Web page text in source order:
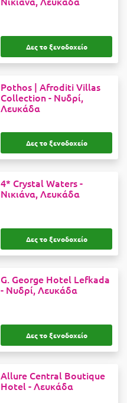
Δες το ξενοδοχείο
Pothos | Afroditi Villas
Collection - Νυδρί,
Λευκάδα
Δες το ξενοδοχείο
4* Crystal Waters -
Νικιάνα, Λευκάδα
Δες το ξενοδοχείο
G. George Hotel Lefkada
- Νυδρί, Λευκάδα
Δες το ξενοδοχείο
Allure Central Boutique
Hotel -Λευκάδα